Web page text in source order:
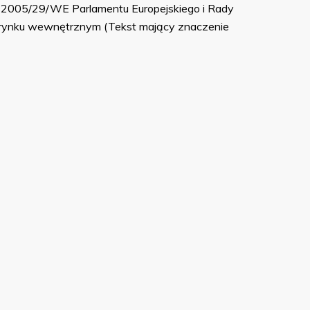
29/WE Parlamentu Europejskiego i Rady
wewnętrznym (Tekst mający znaczenie